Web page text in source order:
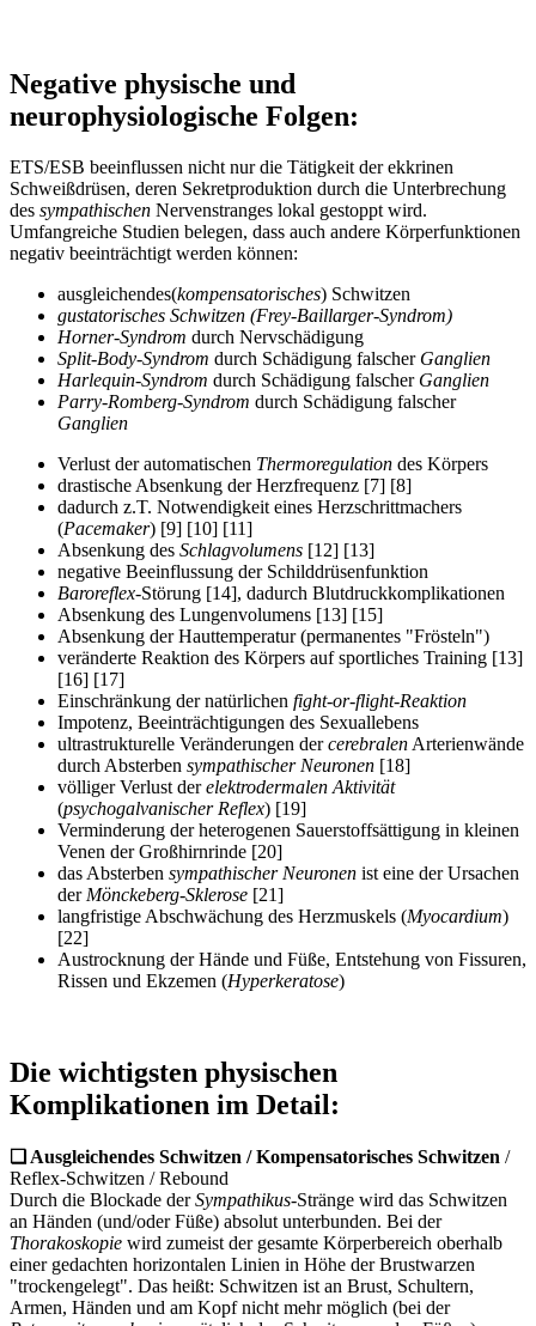
Negative physische und
neurophysiologische Folgen:
ETS/ESB beeinflussen nicht nur die Tätigkeit der ekkrinen
Schweißdrüsen, deren Sekretproduktion durch die Unterbrechung
des sympathischen Nervenstranges lokal gestoppt wird.
Umfangreiche Studien belegen, dass auch andere Körperfunktionen
negativ beeinträchtigt werden können:
ausgleichendes(kompensatorisches) Schwitzen
gustatorisches Schwitzen (Frey-Baillarger-Syndrom)
Horner-Syndrom durch Nervschädigung
Split-Body-Syndrom durch Schädigung falscher Ganglien
Harlequin-Syndrom durch Schädigung falscher Ganglien
Parry-Romberg-Syndrom durch Schädigung falscher
Ganglien
Verlust der automatischen Thermoregulation des Körpers
drastische Absenkung der Herzfrequenz [7] [8]
dadurch z.T. Notwendigkeit eines Herzschrittmachers
(Pacemaker) [9] [10] [11]
Absenkung des Schlagvolumens [12] [13]
negative Beeinflussung der Schilddrüsenfunktion
Baroreflex-Störung [14], dadurch Blutdruckkomplikationen
Absenkung des Lungenvolumens [13] [15]
Absenkung der Hauttemperatur (permanentes "Frösteln")
veränderte Reaktion des Körpers auf sportliches Training [13]
[16] [17]
Einschränkung der natürlichen fight-or-flight-Reaktion
Impotenz, Beeinträchtigungen des Sexuallebens
ultrastrukturelle Veränderungen dercerebralen Arterienwände
durch Absterben sympathischer Neuronen [18]
völliger Verlust derelektrodermalen Aktivität
(psychogalvanischer Reflex) [19]
Verminderung der heterogenen Sauerstoffsättigung in kleinen
Venen der Großhirnrinde [20]
das Absterben sympathischer Neuronen ist eine der Ursachen
der Mönckeberg-Sklerose [21]
langfristige Abschwächung des Herzmuskels (Myocardium)
[22]
Austrocknung der Hände und Füße, Entstehung von Fissuren,
Rissen und Ekzemen (Hyperkeratose)
Die wichtigsten physischen
Komplikationen im Detail:
❏ Ausgleichendes Schwitzen / Kompensatorisches Schwitzen /
Reflex-Schwitzen / Rebound
Durch die Blockade derSympathikus-Stränge wird das Schwitzen
an Händen (und/oder Füße) absolut unterbunden. Bei der
Thorakoskopie wird zumeist der gesamte Körperbereich oberhalb
einer gedachten horizontalen Linien in Höhe der Brustwarzen
"trockengelegt". Das heißt: Schwitzen ist an Brust, Schultern,
Armen, Händen und am Kopf nicht mehr möglich (bei der